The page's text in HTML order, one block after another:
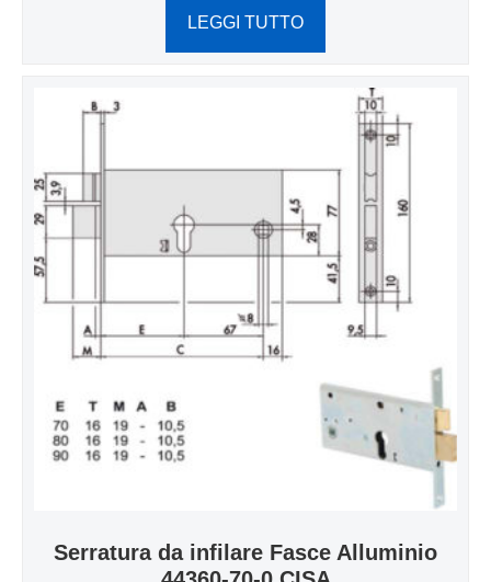
LEGGI TUTTO
Serratura da infilare Fasce Alluminio